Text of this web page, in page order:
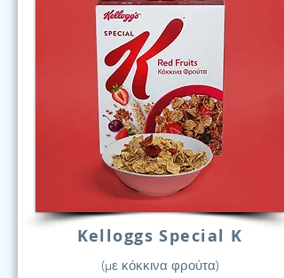
Kelloggs Special K
(με κόκκινα φρούτα)